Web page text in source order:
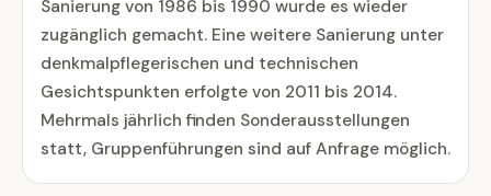
Sanierung von 1986 bis 1990 wurde es wieder
zugänglich gemacht. Eine weitere Sanierung unter
denkmalpflegerischen und technischen
Gesichtspunkten erfolgte von 2011 bis 2014.
Mehrmals jährlich finden Sonderausstellungen
statt, Gruppenführungen sind auf Anfrage möglich.